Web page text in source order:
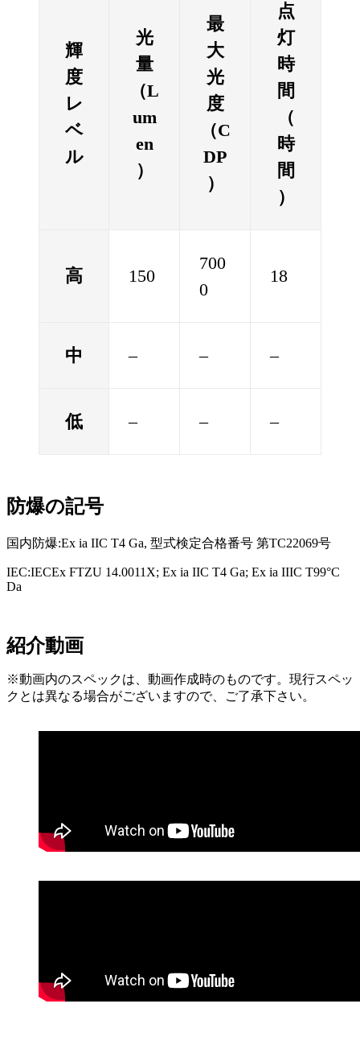
輝
度
レ
ベ
ル
光
量
（L
um
en
）
最
大
光
度
（C
DP
）
点
灯
時
間
（
時
間
）
高 150
700
0
18
中 – – –
低 – – –
防爆の記号
国内防爆:Ex ia IIC T4 Ga, 型式検定合格番号 第TC22069号
IEC:IECEx FTZU 14.0011X; Ex ia IIC T4 Ga; Ex ia IIIC T99°C
Da
紹介動画
※動画内のスペックは、動画作成時のものです。現行スペッ
クとは異なる場合がございますので、ご了承下さい。